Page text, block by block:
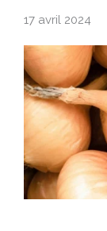
17 avril 2024